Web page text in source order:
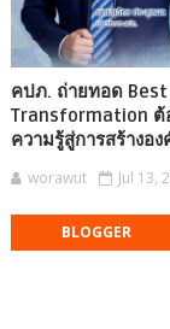
คปภ. ถ่ายทอด
Transformation ต้
ความรู้สู่การสร้างอ
worawut Jul 13,
BLOGGER